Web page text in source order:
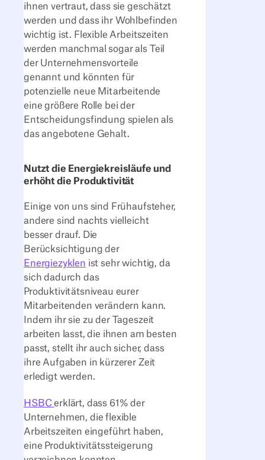
ihnen vertraut, dass sie geschätzt
werden und dass ihr Wohlbefinden
wichtig ist. Flexible Arbeitszeiten
werden manchmal sogar als Teil
der Unternehmensvorteile
genannt und könnten für
potenzielle neue Mitarbeitende
eine größere Rolle bei der
Entscheidungsfindung spielen als
das angebotene Gehalt.
Nutzt die Energiekreisläufe und
erhöht die Produktivität
Einige von uns sind Frühaufsteher,
andere sind nachts vielleicht
besser drauf. Die
Berücksichtigung der
Energiezyklen ist sehr wichtig, da
sich dadurch das
Produktivitätsniveau eurer
Mitarbeitenden verändern kann.
Indem ihr sie zu der Tageszeit
arbeiten lasst, die ihnen am besten
passt, stellt ihr auch sicher, dass
ihre Aufgaben in kürzerer Zeit
erledigt werden.
HSBCerklärt, dass 61% der
Unternehmen, die flexible
Arbeitszeiten eingeführt haben,
eine Produktivitätssteigerung